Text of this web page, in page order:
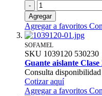
-
Agregar
Agregar a favoritos
SOFAMEL
SKU 1039120 530230
Guante aislante
Consulta disponibilidad
Cotizar aquí
Agregar a favoritos